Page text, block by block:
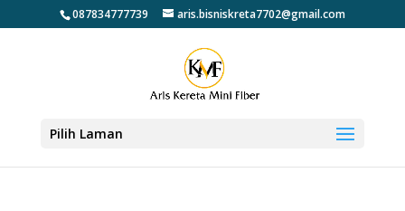
087834777739 aris.bisniskreta7702@gmail.com
Pilih Laman